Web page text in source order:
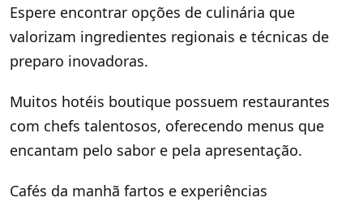
Espere encontrar opções de culinária que
valorizam ingredientes regionais e técnicas de
preparo inovadoras.
Muitos hotéis boutique possuem restaurantes
com chefs talentosos, oferecendo menus que
encantam pelo sabor e pela apresentação.
Cafés da manhã fartos e experiências